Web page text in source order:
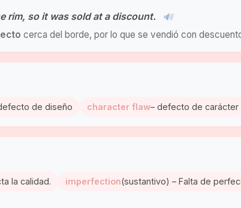
rim, so it was sold at a discount. 🔊
cerca del borde, por lo que se vendió con
de diseño character flaw– defecto de carácter
la calidad. imperfection(sustantivo) – Falta de